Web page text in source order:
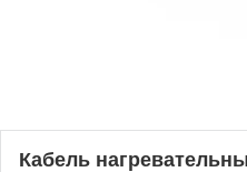
Кабель